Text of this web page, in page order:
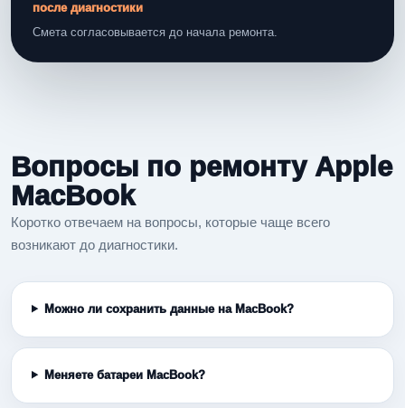
после диагностики
Смета согласовывается до начала ремонта.
Вопросы по ремонту Apple
MacBook
Коротко отвечаем на вопросы, которые чаще всего
возникают до диагностики.
Можно ли сохранить данные на MacBook?
Меняете батареи MacBook?